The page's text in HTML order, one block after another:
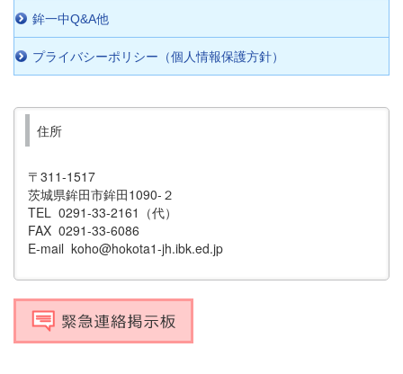
鉾一中Q&A他
プライバシーポリシー（個人情報保護方針）
住所
〒311-1517
茨城県鉾田市鉾田1090-２
TEL 0291-33-2161（代）
FAX 0291-33-6086
E-mail koho@hokota1-jh.ibk.ed.jp